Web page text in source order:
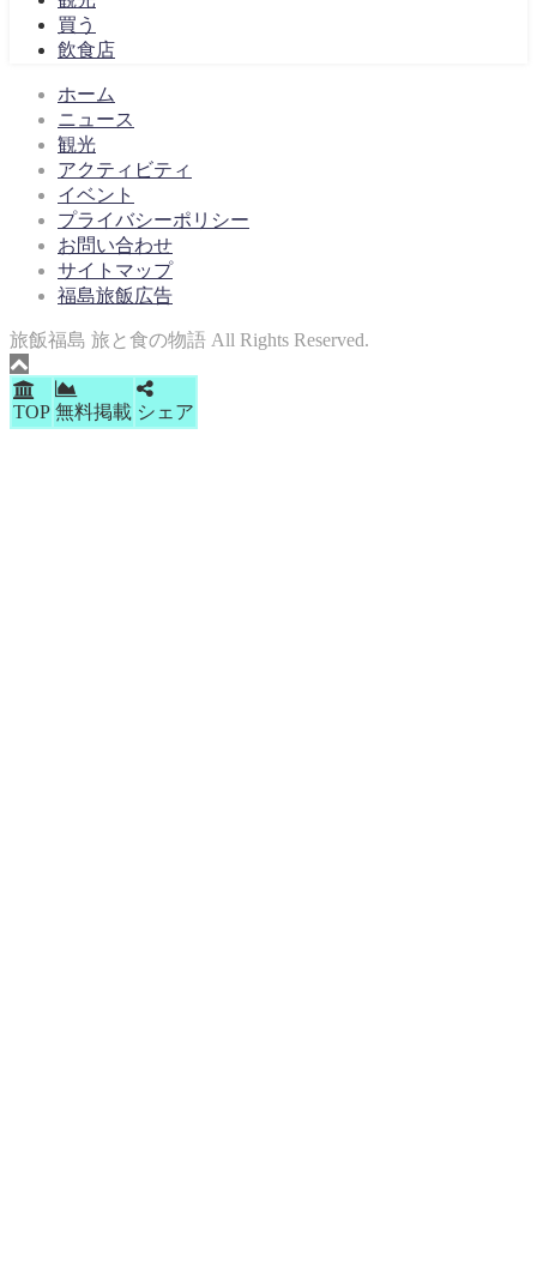
買う
飲食店
ホーム
ニュース
観光
アクティビティ
イベント
プライバシーポリシー
お問い合わせ
サイトマップ
福島旅飯広告
旅飯福島 旅と食の物語 All Rights Reserved.
TOP 無料掲載 シェア